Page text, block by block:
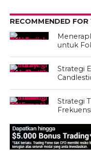
RECOMMENDED FOR
untuk
Strategi
Strategi